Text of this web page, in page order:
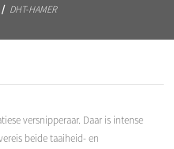
DHT-HAMER
versnipperaar. Daar is intense
beide taaiheid- en